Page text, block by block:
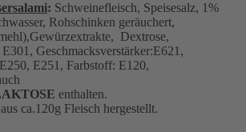
: Schweinefleisch, Speisesalz, 1%
Rohschinken geräuchert,
Dextrose,
Geschmacksverstärker:E621,
E251, Farbstoff: E120,
enthalten.
ca.120g Fleisch hergestellt.